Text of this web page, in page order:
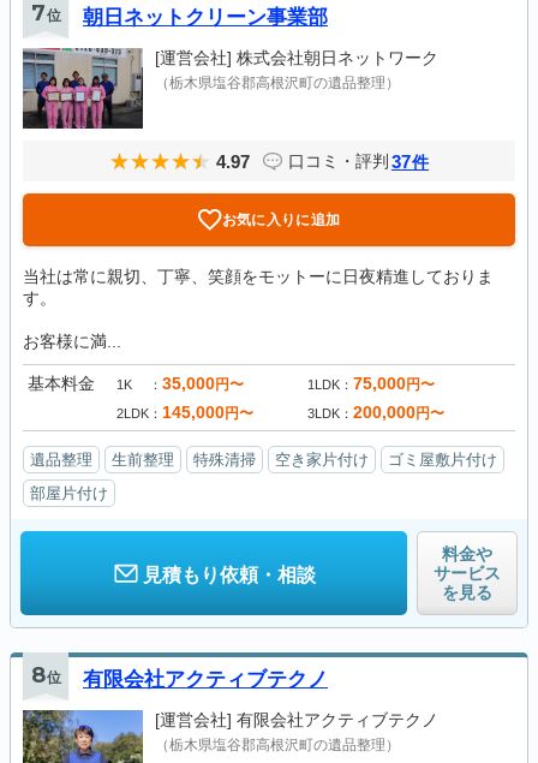
7位 朝日ネットクリーン事業部
[運営会社] 株式会社朝日ネットワーク
（栃木県塩谷郡高根沢町の遺品整理）
4.97 口コミ・評判 37件
お気に入りに追加
当社は常に親切、丁寧、笑顔をモットーに日夜精進しておりま
す。
お客様に満...
基本料金 1K 35,000円〜 1LDK 75,000円〜
2LDK 145,000円〜 3LDK 200,000円〜
遺品整理 生前整理 特殊清掃 空き家片付け
ゴミ屋敷片付け
部屋片付け
見積もり依頼・相談
料金や
サービス
を見る
8位 有限会社アクティブテクノ
[運営会社] 有限会社アクティブテクノ
（栃木県塩谷郡高根沢町の遺品整理）